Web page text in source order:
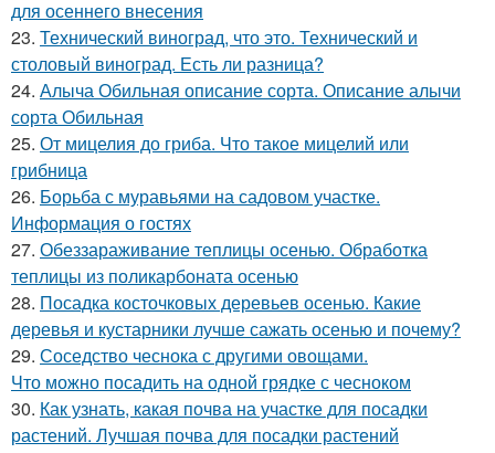
для осеннего внесения
23. Технический виноград, что это. Технический и
столовый виноград. Есть ли разница?
24. Алыча Обильная описание сорта. Описание алычи
сорта Обильная
25. От мицелия до гриба. Что такое мицелий или
грибница
26. Борьба с муравьями на садовом участке.
Информация о гостях
27. Обеззараживание теплицы осенью. Обработка
теплицы из поликарбоната осенью
28. Посадка косточковых деревьев осенью. Какие
деревья и кустарники лучше сажать осенью и почему?
29. Соседство чеснока с другими овощами.
Что можно посадить на одной грядке с чесноком
30. Как узнать, какая почва на участке для посадки
растений. Лучшая почва для посадки растений